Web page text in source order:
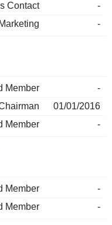
Contact
-
-
Member
-
01/01/2016
Member
-
Member
-
Member
-